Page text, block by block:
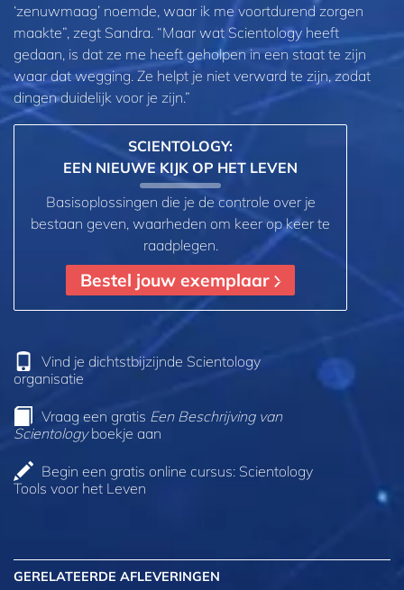
‘zenuwmaag’ noemde, waar ik me voortdurend zorgen
maakte”, zegt Sandra. “Maar wat Scientology heeft
gedaan, is dat ze me heeft geholpen in een staat te zijn
waar dat wegging. Ze helpt je niet verward te zijn, zodat
dingen duidelijk voor je zijn.”
SCIENTOLOGY:
EEN NIEUWE KIJK OP HET LEVEN
Basisoplossingen die je de controle over je
bestaan geven, waarheden om keer op keer te
raadplegen.
Bestel jouw exemplaar
Vind je dichtstbijzijnde Scientology
organisatie
Vraag een gratis Een Beschrijving van
Scientologyboekje aan
Begin een gratis online cursus: Scientology
Tools voor het Leven
GERELATEERDE AFLEVERINGEN